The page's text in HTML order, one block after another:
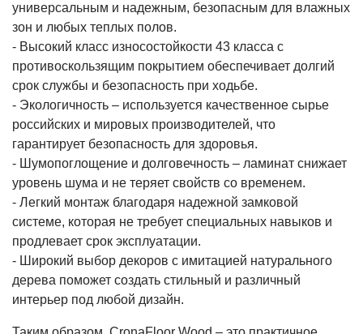
универсальным и надежным, безопасным для влажных
зон и любых теплых полов.
- Высокий класс износостойкости 43 класса с
противоскользящим покрытием обеспечивает долгий
срок службы и безопасность при ходьбе.
- Экологичность – используется качественное сырье
российских и мировых производителей, что
гарантирует безопасность для здоровья.
- Шумопоглощение и долговечность – ламинат снижает
уровень шума и не теряет свойств со временем.
- Легкий монтаж благодаря надежной замковой
системе, которая не требует специальных навыков и
продлевает срок эксплуатации.
- Широкий выбор декоров с имитацией натурального
дерева поможет создать стильный и различный
интерьер под любой дизайн.